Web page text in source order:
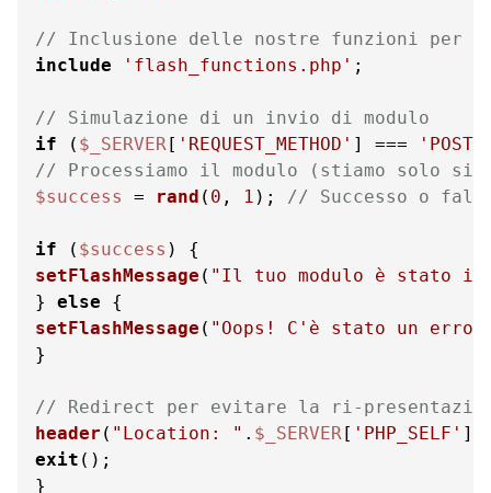
// Inclusione delle nostre funzioni per i
include
'flash_functions.php' ;
// Simulazione di un invio di modulo
if ( $_SERVER[ 'REQUEST_METHOD' ] ===
'POST'
// Processiamo il modulo (stiamo solo
$success
= rand ( 0 , 1 ); // Successo o
if ( $success
setFlashMessage ( "Il tuo modulo è stato
} else
setFlashMessage ( "Oops! C'è stato un
}
// Redirect per evitare la ri-
header ( "Location: " . $_SERVER[ 'PHP_SELF'
exit ();